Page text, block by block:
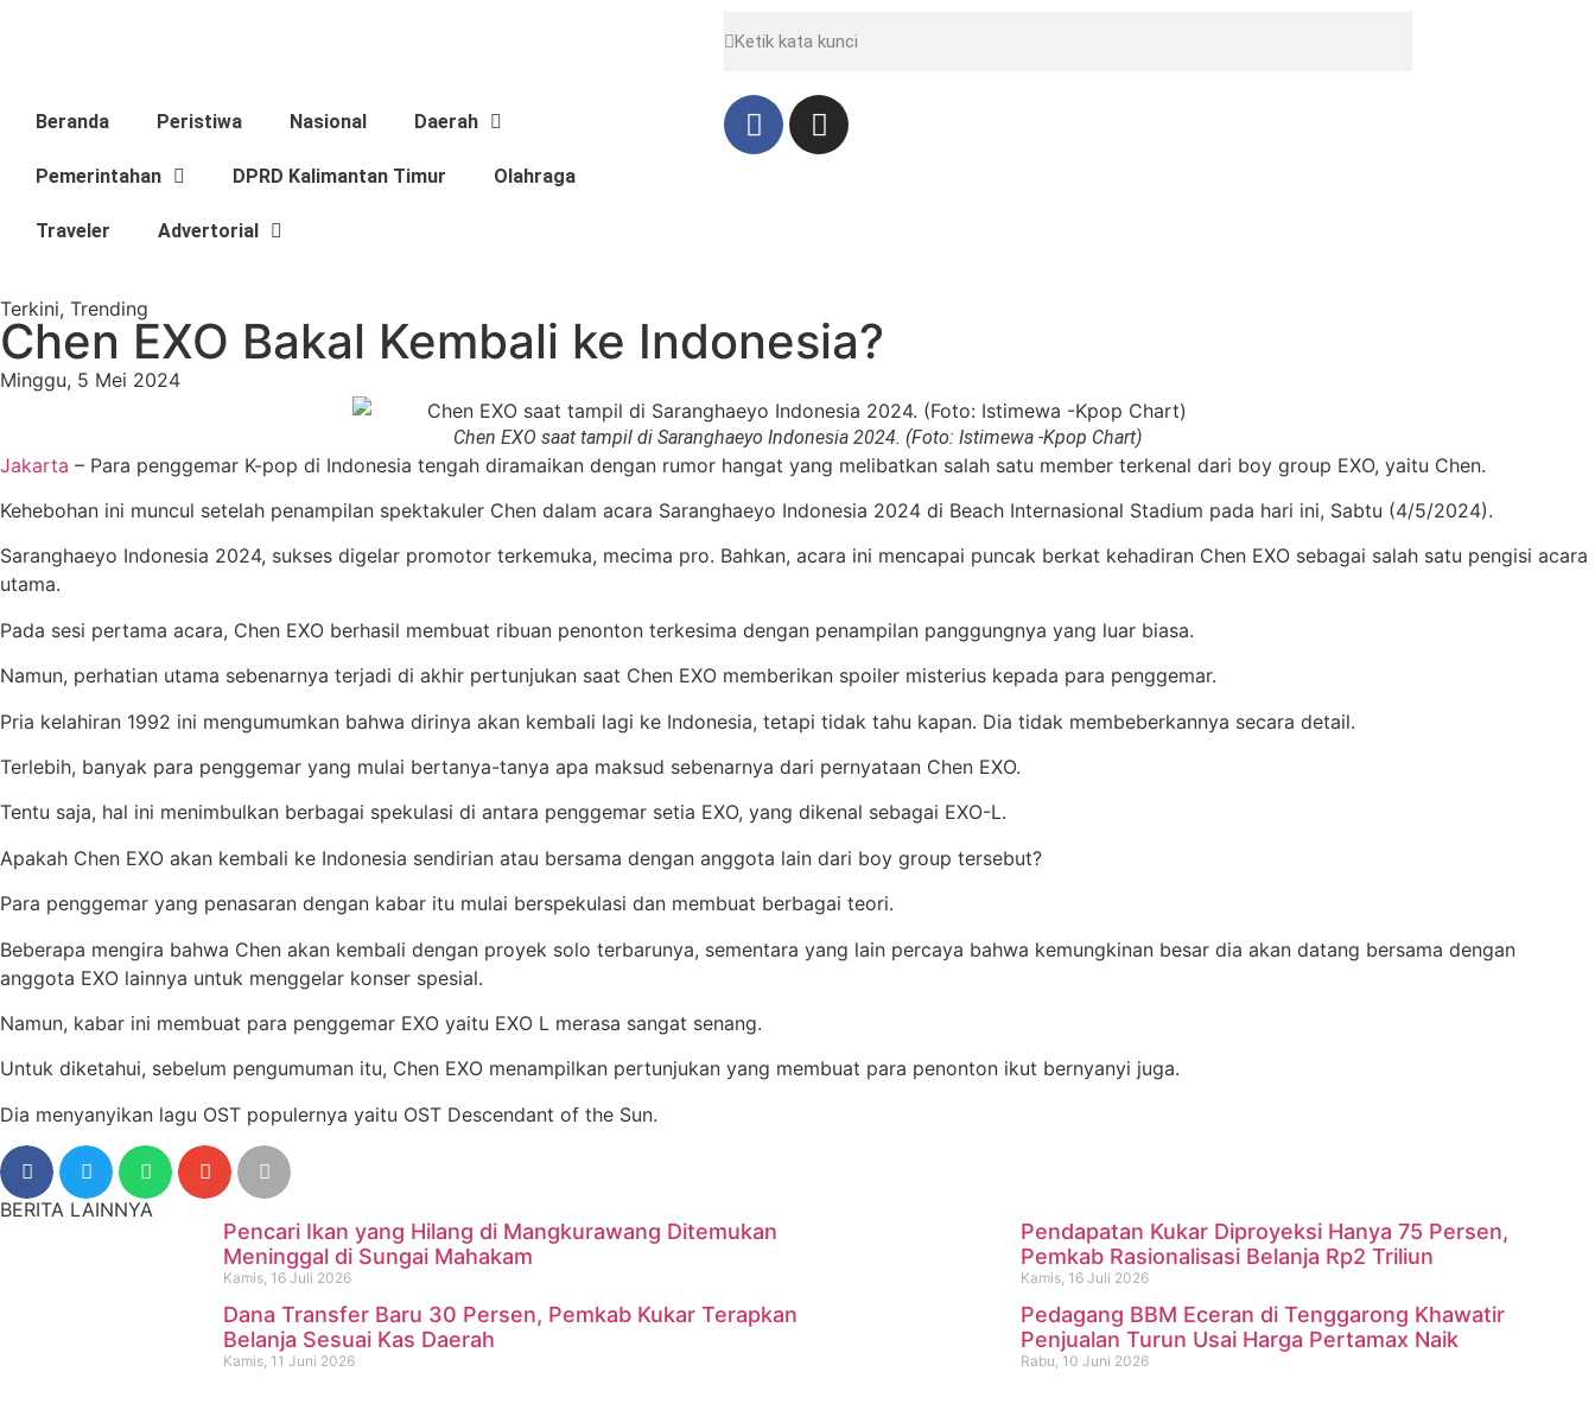
Beranda Peristiwa Nasional Daerah
Pemerintahan DPRD Kalimantan Timur Olahraga
Traveler Advertorial
Terkini, Trending
Chen EXO Bakal Kembali ke Indonesia?
Minggu, 5 Mei 2024
Chen EXO saat tampil di Saranghaeyo Indonesia 2024. (Foto: Istimewa -Kpop Chart)
Jakarta – Para penggemar K-pop di Indonesia tengah diramaikan dengan rumor hangat yang melibatkan salah satu member terkenal dari boy group EXO, yaitu Chen.
Kehebohan ini muncul setelah penampilan spektakuler Chen dalam acara Saranghaeyo Indonesia 2024 di Beach Internasional Stadium pada hari ini, Sabtu (4/5/2024).
Saranghaeyo Indonesia 2024, sukses digelar promotor terkemuka, mecima pro. Bahkan, acara ini mencapai puncak berkat kehadiran Chen EXO sebagai salah satu pengisi acara
utama.
Pada sesi pertama acara, Chen EXO berhasil membuat ribuan penonton terkesima dengan penampilan panggungnya yang luar biasa.
Namun, perhatian utama sebenarnya terjadi di akhir pertunjukan saat Chen EXO memberikan spoiler misterius kepada para penggemar.
Pria kelahiran 1992 ini mengumumkan bahwa dirinya akan kembali lagi ke Indonesia, tetapi tidak tahu kapan. Dia tidak membeberkannya secara detail.
Terlebih, banyak para penggemar yang mulai bertanya-tanya apa maksud sebenarnya dari pernyataan Chen EXO.
Tentu saja, hal ini menimbulkan berbagai spekulasi di antara penggemar setia EXO, yang dikenal sebagai EXO-L.
Apakah Chen EXO akan kembali ke Indonesia sendirian atau bersama dengan anggota lain dari boy group tersebut?
Para penggemar yang penasaran dengan kabar itu mulai berspekulasi dan membuat berbagai teori.
Beberapa mengira bahwa Chen akan kembali dengan proyek solo terbarunya, sementara yang lain percaya bahwa kemungkinan besar dia akan datang bersama dengan
anggota EXO lainnya untuk menggelar konser spesial.
Namun, kabar ini membuat para penggemar EXO yaitu EXO L merasa sangat senang.
Untuk diketahui, sebelum pengumuman itu, Chen EXO menampilkan pertunjukan yang membuat para penonton ikut bernyanyi juga.
Dia menyanyikan lagu OST populernya yaitu OST Descendant of the Sun.
BERITA LAINNYA
Pencari Ikan yang Hilang di Mangkurawang Ditemukan
Meninggal di Sungai Mahakam
Kamis, 16 Juli 2026
Pendapatan Kukar Diproyeksi Hanya 75 Persen,
Pemkab Rasionalisasi Belanja Rp2 Triliun
Kamis, 16 Juli 2026
Dana Transfer Baru 30 Persen, Pemkab Kukar Terapkan
Belanja Sesuai Kas Daerah
Kamis, 11 Juni 2026
Pedagang BBM Eceran di Tenggarong Khawatir
Penjualan Turun Usai Harga Pertamax Naik
Rabu, 10 Juni 2026
Pencari Ikan yang Hilang di Mangkurawang Ditemukan Meninggal di Sungai Mahakam